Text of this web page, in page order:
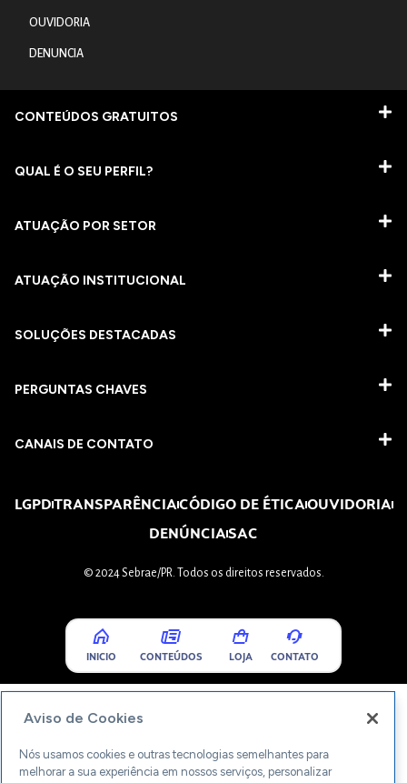
OUVIDORIA
DENUNCIA
CONTEÚDOS GRATUITOS
QUAL É O SEU PERFIL?
ATUAÇÃO POR SETOR
ATUAÇÃO INSTITUCIONAL
SOLUÇÕES DESTACADAS
PERGUNTAS CHAVES​
CANAIS DE CONTATO
LGPDTRANSPARÊNCIACÓDIGO DE ÉTICAOUVIDORIA
DENÚNCIASAC
© 2024 Sebrae/PR. Todos os direitos reservados.
INICIO CONTEÚDOS LOJA CONTATO
Aviso de Cookies
Nós usamos cookies e outras tecnologias semelhantes para
melhorar a sua experiência em nossos serviços, personalizar